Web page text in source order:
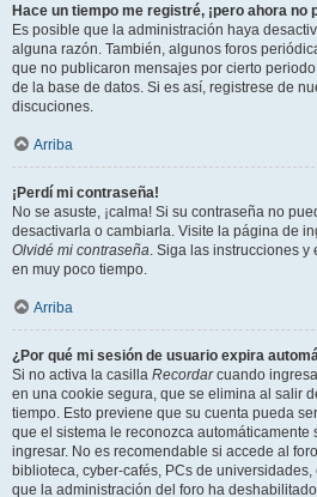
Hace un tiempo me registré, ¡pero ahora no
Es posible que la administración haya
alguna razón. También, algunos foros
que no publicaron mensajes por cierto
de la base de datos. Si es así, registrese de
discuciones.
Arriba
¡Perdí mi contraseña!
No se asuste, ¡calma! Si su contraseña no
desactivarla o cambiarla. Visite la página de
Olvidé mi contraseña. Siga las instrucciones y
en muy poco tiempo.
Arriba
¿Por qué mi sesión de usuario expira
Si no activa la casilla Recordarcuando
en una cookie segura, que se elimina al salir
tiempo. Esto previene que su cuenta pueda
que el sistema le reconozca automáticamente
ingresar. No es recomendable si accede al
biblioteca, cyber-cafés, PCs de
que la administración del foro ha